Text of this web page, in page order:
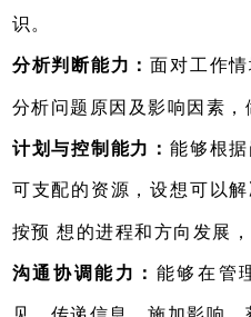
识。
分析判断能力：面对工作
分析问题原因及影响因素，
计划与控制能力：能够根
可支配的资源，设想可以
按预 想的进程和方向发展
沟通协调能力： 能够在管